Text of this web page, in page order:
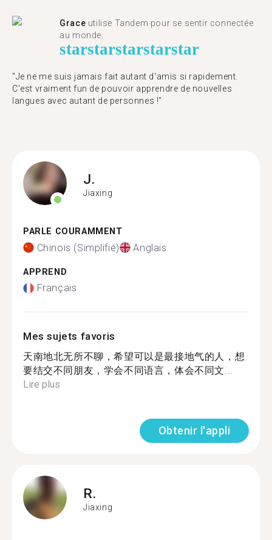
Grace utilise Tandem pour se sentir connectée
au monde.
starstarstarstarstar
"Je ne me suis jamais fait autant d'amis si rapidement.
C'est vraiment fun de pouvoir apprendre de nouvelles
langues avec autant de personnes !"
J.
Jiaxing
PARLE COURAMMENT
Chinois (Simplifié) Anglais
APPREND
Français
Mes sujets favoris
天南地北无所不聊，希望可以是最接地气的人，想
要结交不同朋友，学会不同语言，体会不同文...
Lire plus
Obtenir l'appli
R.
Jiaxing